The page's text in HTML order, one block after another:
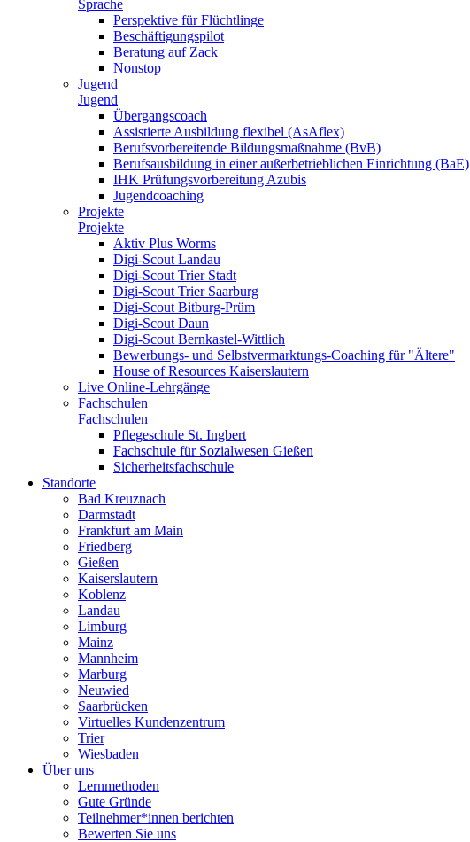
Sprache
Perspektive für Flüchtlinge
Beschäftigungspilot
Beratung auf Zack
Nonstop
Jugend
Jugend
Übergangscoach
Assistierte Ausbildung flexibel (AsAflex)
Berufsvorbereitende Bildungsmaßnahme (BvB)
Berufsausbildung in einer außerbetrieblichen Einrichtung (BaE)
IHK Prüfungsvorbereitung Azubis
Jugendcoaching
Projekte
Projekte
Aktiv Plus Worms
Digi-Scout Landau
Digi-Scout Trier Stadt
Digi-Scout Trier Saarburg
Digi-Scout Bitburg-Prüm
Digi-Scout Daun
Digi-Scout Bernkastel-Wittlich
Bewerbungs- und Selbstvermarktungs-Coaching für "Ältere"
House of Resources Kaiserslautern
Live Online-Lehrgänge
Fachschulen
Fachschulen
Pflegeschule St. Ingbert
Fachschule für Sozialwesen Gießen
Sicherheitsfachschule
Standorte
Bad Kreuznach
Darmstadt
Frankfurt am Main
Friedberg
Gießen
Kaiserslautern
Koblenz
Landau
Limburg
Mainz
Mannheim
Marburg
Neuwied
Saarbrücken
Virtuelles Kundenzentrum
Trier
Wiesbaden
Über uns
Lernmethoden
Gute Gründe
Teilnehmer*innen berichten
Bewerten Sie uns